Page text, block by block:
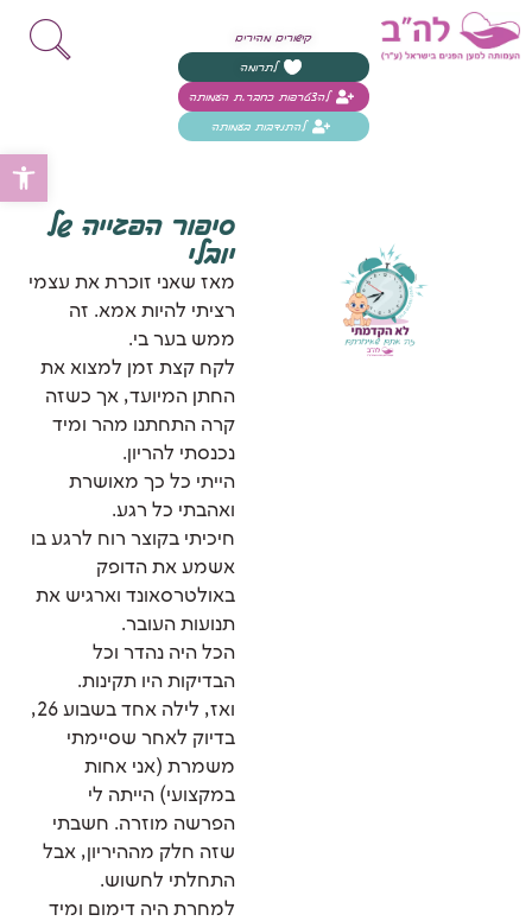
קישורים מהירים
לתרומה
להצטרפות כחבר.ת העמותה
להתנדבות בעמותה
סיפור הפגייה של
יובלי
מאז שאני זוכרת את עצמי
רציתי להיות אמא. זה
ממש בער בי.
לקח קצת זמן למצוא את
החתן המיועד, אך כשזה
קרה התחתנו מהר ומיד
נכנסתי להריון.
הייתי כל כך מאושרת
ואהבתי כל רגע.
חיכיתי בקוצר רוח לרגע בו
אשמע את הדופק
באולטרסאונד וארגיש את
תנועות העובר.
הכל היה נהדר וכל
הבדיקות היו תקינות.
ואז, לילה אחד בשבוע 26,
בדיוק לאחר שסיימתי
משמרת (אני אחות
במקצועי) הייתה לי
הפרשה מוזרה. חשבתי
שזה חלק מההיריון, אבל
התחלתי לחשוש.
למחרת היה דימום ומיד